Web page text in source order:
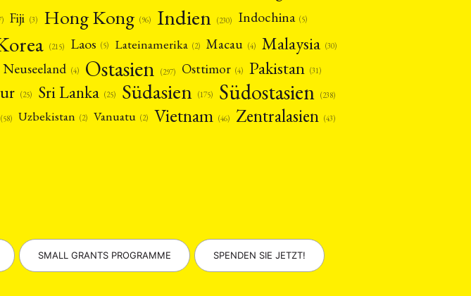
Fiji (3) Hong Kong (96) Indien (230) Indochina (5)
(215) Laos (5) Lateinamerika (2) Macau (4) Malaysia (30)
Neuseeland (4) Ostasien (297) Osttimor (4) Pakistan (31)
(25) Sri Lanka (25) Südasien (175) Südostasien (238)
(58) Uzbekistan (2) Vanuatu (2) Vietnam (46) Zentralasien (43)
SMALL GRANTS PROGRAMME SPENDEN SIE JETZT!